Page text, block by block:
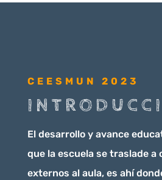
CEESMUN 2023
El desarrollo y avance
que la escuela se traslade a
externos al aula, es ahí